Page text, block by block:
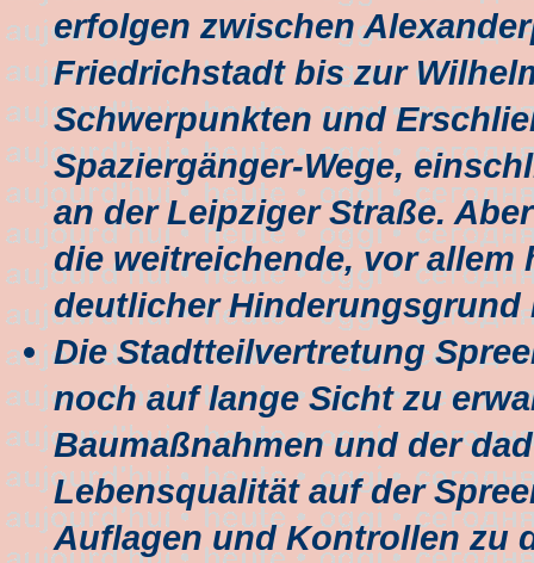
erfolgen zwischen
Friedrichstadt bis zur
Schwerpunkten und
Spaziergänger-Wege,
an der Leipziger Straße.
die weitreichende, vor
deutlicher Hinderungsgrund
Die Stadtteilvertretung
noch auf lange Sicht zu
Baumaßnahmen und der
Lebensqualität auf der
Auflagen und Kontrollen zu